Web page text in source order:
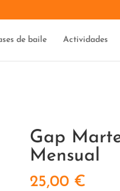
de baile Actividades
Gap
Mensual
25,00 €